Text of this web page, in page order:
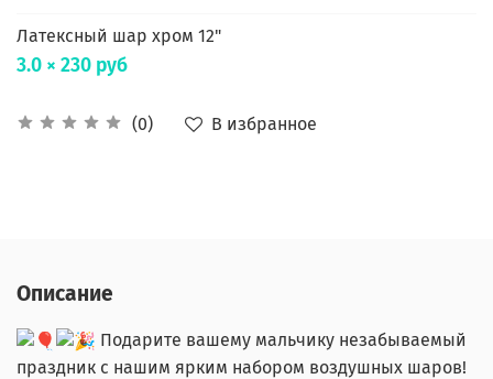
(0) В избранное
Латексный шар хром 12"
3.0 × 230 руб
Описание
Подарите вашему мальчику незабываемый
праздник с нашим ярким набором воздушных шаров!